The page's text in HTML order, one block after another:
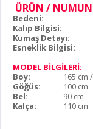
ÜRÜN /
Bedeni:
Kalıp Bilgisi:
Kumaş Detayı:
Esneklik Bilgisi:
MODEL BİLGİLERİ:
Boy:
165 cm
Göğüs:
100 cm
Bel:
90 cm
Kalça:
110 cm